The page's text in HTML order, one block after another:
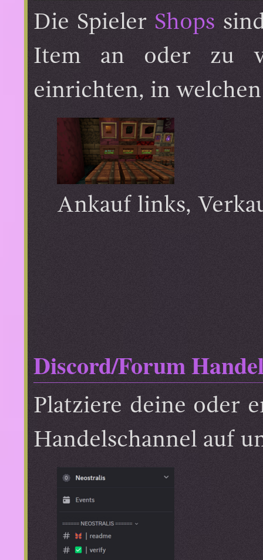
Die Spieler Shops
Item an oder zu
einrichten, in
Ankauf links,
Discord/Forum
Platziere deine oder
Handelschannel auf